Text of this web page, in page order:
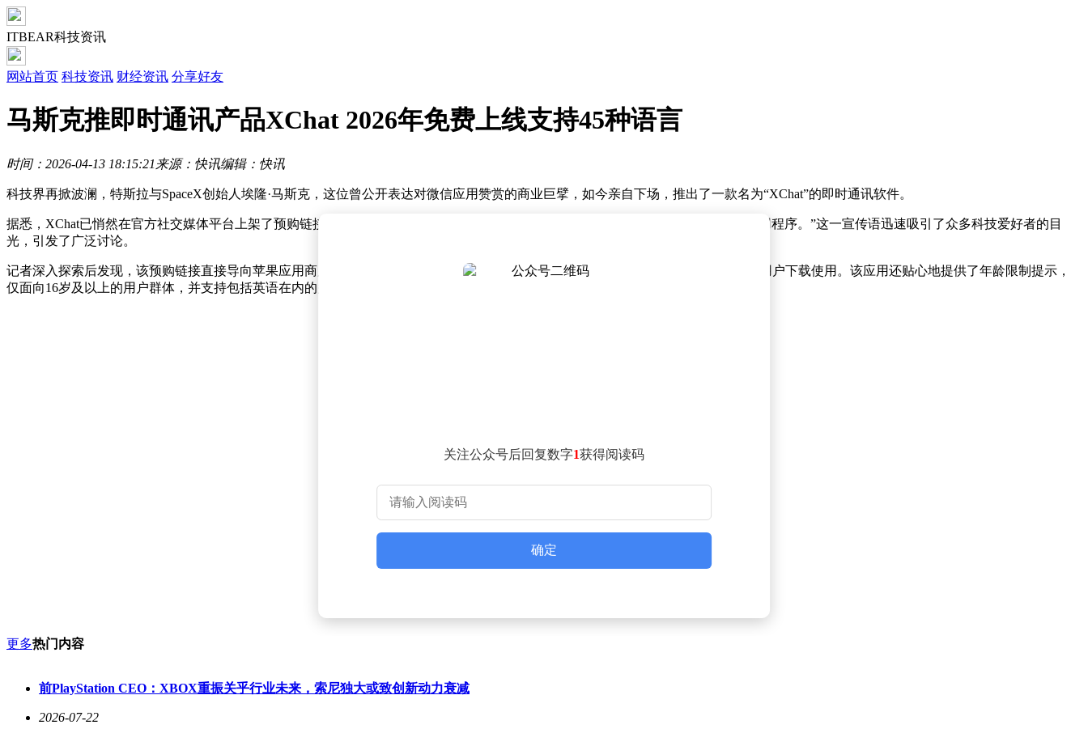
ITBEAR科技资讯
网站首页 科技资讯 财经资讯 分享好友
马斯克推即时通讯产品XChat 2026年免费上线支持45种语言
时间：2026-04-13 18:15:21 来源：快讯编辑：快讯
科技界再掀波澜，特斯拉与SpaceX创始人埃隆·马斯克，这位曾公开表达对微信应用赞赏的商业巨擘，如今亲自下场，推出了一款名为“XChat”的即时通讯软件。
据悉，XChat已悄然在官方社交媒体平台上架了预购链接，并配以一句引人注目的广告语：“你们的加密聊天记录，值得拥有专属的应用程序。”这一宣传语迅速吸引了众多科技爱好者的目
光，引发了广泛讨论。
记者深入探索后发现，该预购链接直接导向苹果应用商店页面。页面上明确标注，XChat将于2026年4月17日正式上线，且完全免费供用户下载使用。该应用还贴心地提供了年龄限制提示，
仅面向16岁及以上的用户群体，并支持包括英语在内的多达45种语言，展现出其全球化的布局野心。
关注公众号后回复数字1获得阅读码
确定
更多热门内容
前PlayStation CEO：XBOX重振关乎行业未来，索尼独大或致创新动力衰减
2026-07-22